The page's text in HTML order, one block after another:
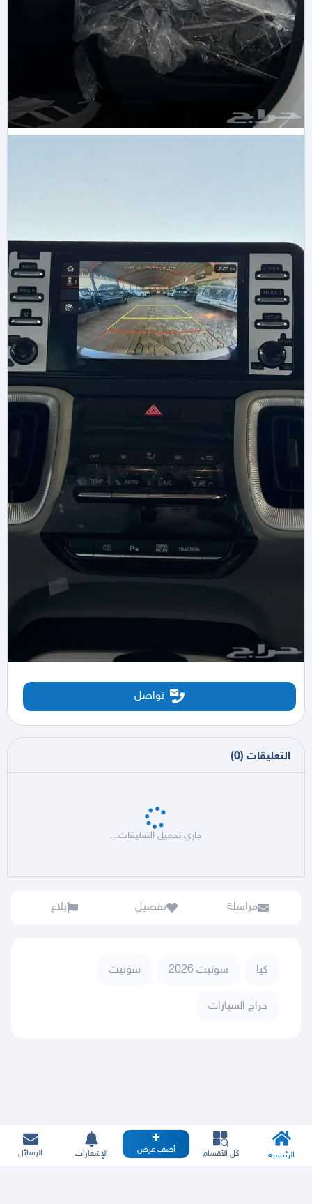
تواصل
التعليقات (
0
)
جاري تحميل التعليقات...
مراسلة تفضيل بلاغ
كيا سونيت 2026 سونيت
حراج السيارات
الرئيسية كل الأقسام أضف عرض الإشعارات الرسائل